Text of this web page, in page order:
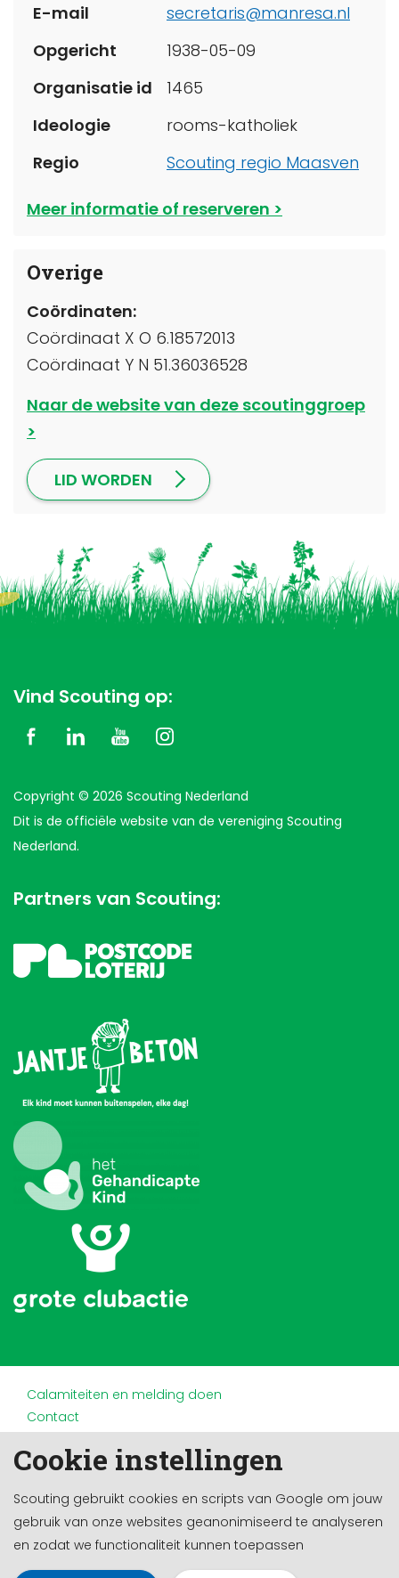
Cookie instellingen
Scouting gebruikt cookies en scripts van Google om jouw
gebruik van onze websites geanonimiseerd te analyseren
en zodat we functionaliteit kunnen toepassen
E-mail
secretaris@manresa.nl
Opgericht
1938-05-09
Organisatie id
1465
Ideologie
rooms-katholiek
Regio
Scouting regio Maasven
Meer informatie of reserveren
Overige
Coördinaten:
Coördinaat X O 6.18572013
Coördinaat Y N 51.36036528
Naar de website van deze scoutinggroep
LID WORDEN
Vind Scouting op:
Copyright © 2026 Scouting Nederland
Dit is de officiële website van de vereniging Scouting
Nederland.
Partners van Scouting:
Calamiteiten en melding doen
Contact
Doneren en nalaten
Privacy
Werken bij
Cookie-instellingen
Ontwikkeld door a&m impact